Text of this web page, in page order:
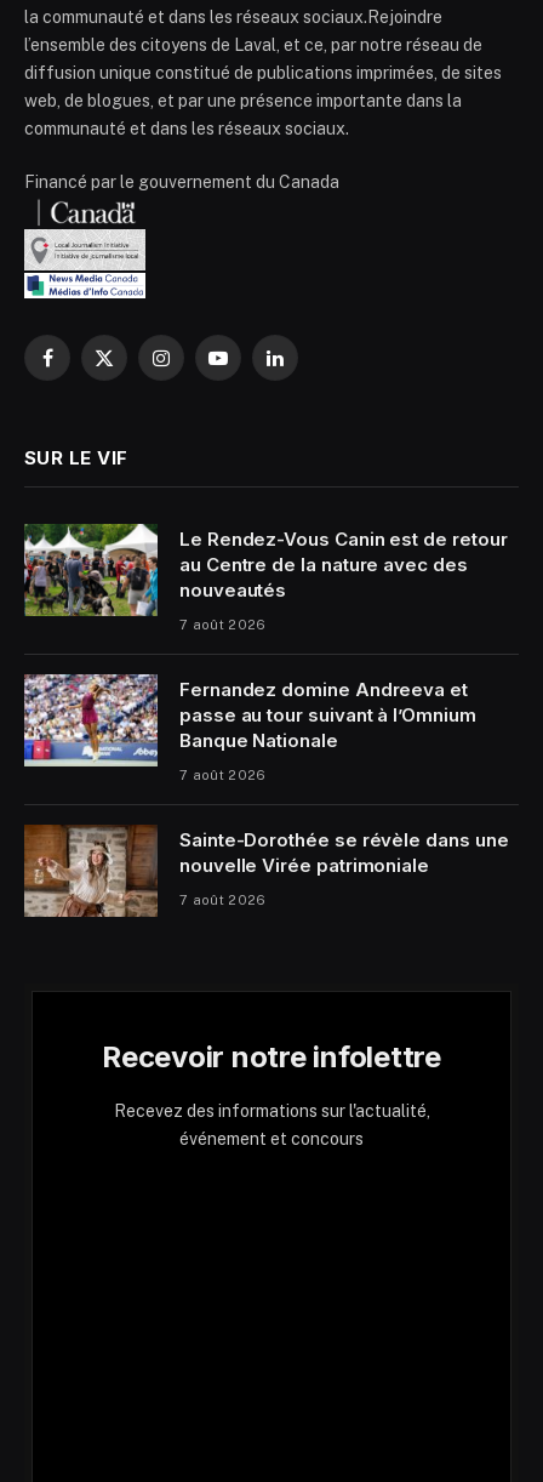
la communauté et dans les réseaux sociaux.Rejoindre
l’ensemble des citoyens de Laval, et ce, par notre réseau de
diffusion unique constitué de publications imprimées, de sites
web, de blogues, et par une présence importante dans la
communauté et dans les réseaux sociaux.
Financé par le gouvernement du Canada
Facebook
X
InstagramYouTubeLinkedIn
SUR LE VIF
Le Rendez-Vous Canin est de retour
au Centre de la nature avec des
nouveautés
7 août 2026
Fernandez domine Andreeva et
passe au tour suivant à l’Omnium
Banque Nationale
7 août 2026
Sainte-Dorothée se révèle dans une
nouvelle Virée patrimoniale
7 août 2026
Recevoir notre infolettre
Recevez des informations sur l'actualité,
événement et concours